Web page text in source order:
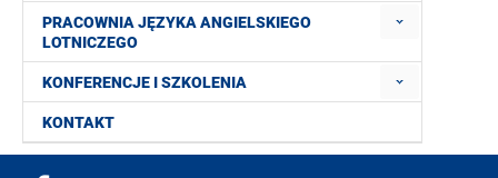
PRACOWNIA JĘZYKA ANGIELSKIEGO
LOTNICZEGO
KONFERENCJE I SZKOLENIA
KONTAKT